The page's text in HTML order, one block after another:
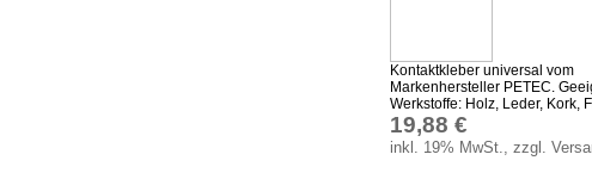
Kontaktkleber universal vom
Markenhersteller PETEC.
Werkstoffe: Holz, Leder, Kork,
19,88 €
inkl. 19% MwSt., zzgl.